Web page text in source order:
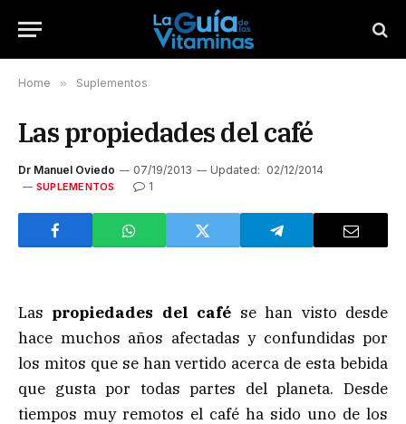
Home » Suplementos
Las propiedades del café
Dr Manuel Oviedo 07/19/2013 Updated: 02/12/2014
SUPLEMENTOS 1
Las propiedades del café se han visto desde
hace muchos años afectadas y confundidas por
los mitos que se han vertido acerca de esta bebida
que gusta por todas partes del planeta. Desde
tiempos muy remotos el café ha sido uno de los